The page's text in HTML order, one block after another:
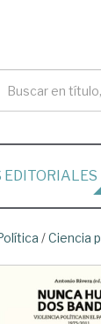
EDITORIALES
/Ciencia